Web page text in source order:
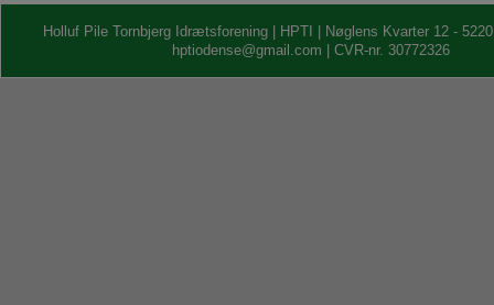
Holluf Pile Tornbjerg Idrætsforening | HPTI | Nøglens Kvarter 12 -
hptiodense@gmail.com | CVR-nr. 30772326